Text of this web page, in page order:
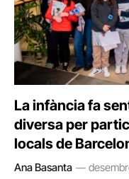
La infància fa
diversa per
locals de
Ana Basanta